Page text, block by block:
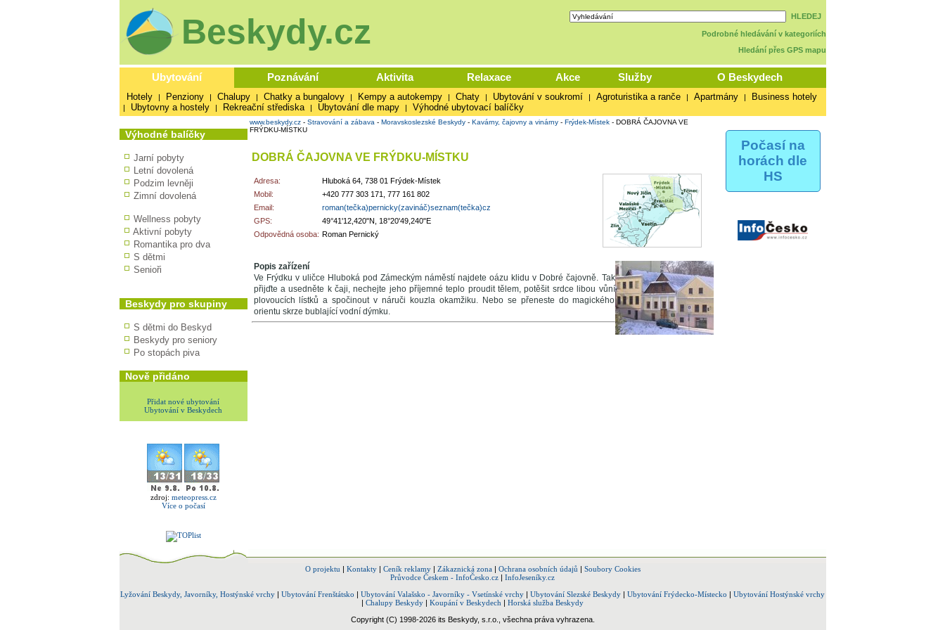
Beskydy.cz HLEDEJ
Podrobné hledávání v kategoriích
Hledání přes GPS mapu
Ubytování Poznávání Aktivita Relaxace Akce Služby O Beskydech
Hotely | Penziony | Chalupy | Chatky a bungalovy | Kempy a autokempy | Chaty | Ubytování v soukromí | Agroturistika a ranče | Apartmány | Business hotely
| Ubytovny a hostely | Rekreační střediska | Ubytování dle mapy | Výhodné ubytovací balíčky
Výhodné balíčky
Jarní pobyty
Letní dovolená
Podzim levněji
Zimní dovolená
Wellness pobyty
Aktivní pobyty
Romantika pro dva
S dětmi
Senioři
Beskydy pro skupiny
S dětmi do Beskyd
Beskydy pro seniory
Po stopách piva
Nově přidáno
Přidat nové ubytování
Ubytování v Beskydech
zdroj: meteopress.cz
Více o počasí
www.beskydy.cz- Stravování a zábava - Moravskoslezské Beskydy- Kavárny, čajovny a vinárny- Frýdek-Místek- DOBRÁ ČAJOVNA VE
FRÝDKU-MÍSTKU
DOBRÁ ČAJOVNA VE FRÝDKU-MÍSTKU
Adresa:
Hluboká 64, 738 01 Frýdek-Místek
Mobil:
+420 777 303 171, 777 161 802
Email:
roman(tečka)pernicky(zavináč)seznam(tečka)cz
GPS:
49°41'12,420"N, 18°20'49,240"E
Odpovědná osoba: Roman Pernický
Popis zařízení
Ve Frýdku v uličce Hluboká pod Zámeckým náměstí najdete oázu klidu v Dobré čajovně. Tak
přijďte a usedněte k čaji, nechejte jeho příjemné teplo proudit tělem, potěšit srdce libou vůní
plovoucích lístků a spočinout v náruči kouzla okamžiku. Nebo se přeneste do magického
orientu skrze bublající vodní dýmku.
Počasí na
horách dle
HS
O projektu | Kontakty| Ceník reklamy| Zákaznická zona| Ochrana osobních údajů | Soubory Cookies
Průvodce Českem - InfoČesko.cz | InfoJeseníky.cz
Lyžování Beskydy, Javorníky, Hostýnské vrchy | Ubytování Frenštátsko | Ubytování Valašsko - Javorníky - Vsetínské vrchy | Ubytování Slezské Beskydy | Ubytování Frýdecko-Místecko | Ubytování Hostýnské vrchy
| Chalupy Beskydy | Koupání v Beskydech | Horská služba Beskydy
Copyright (C) 1998-2026 its Beskydy, s.r.o., všechna práva vyhrazena.